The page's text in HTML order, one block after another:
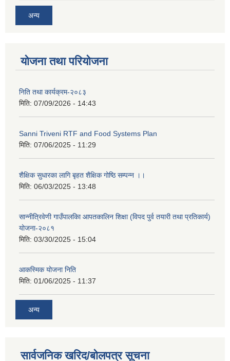
अन्य
योजना तथा परियोजना
निति तथा कार्यक्रम-२०८३
मिति: 07/09/2026 - 14:43
Sanni Triveni RTF and Food Systems Plan
मिति: 07/06/2025 - 11:29
शैक्षिक सुधारका लागि बृहत शैक्षिक गोष्ठि सम्पन्न ।।
मिति: 06/03/2025 - 13:48
सान्नीत्रिवेणी गाउँपालकिा आपतकालिन शिक्षा (विपद पुर्व तयारी तथा प्रतिकार्य)
योजना-२०८१
मिति: 03/30/2025 - 15:04
आकस्मिक योजना निति
मिति: 01/06/2025 - 11:37
अन्य
सार्वजनिक खरिद/बोलपत्र सूचना